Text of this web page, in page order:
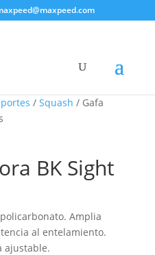
/ Squash / Gafa
BK Sight
Amplia
al entelamiento.
ajustable.